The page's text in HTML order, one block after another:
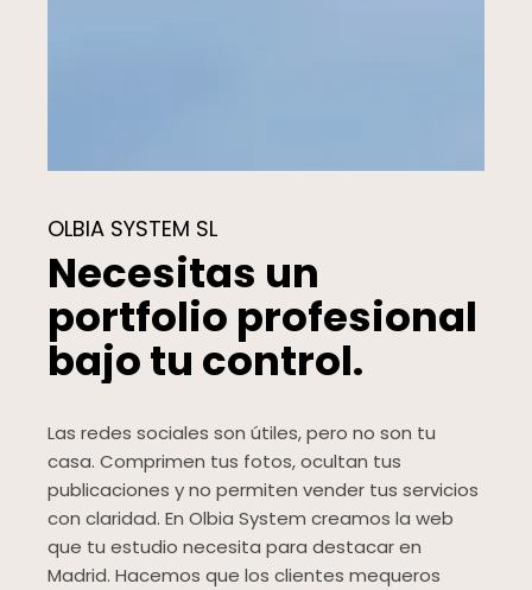
OLBIA SYSTEM SL
Necesitas un
portfolio profesional
bajo tu control.
Las redes sociales son útiles, pero no son tu
casa. Comprimen tus fotos, ocultan tus
publicaciones y no permiten vender tus servicios
con claridad. En Olbia System creamos la web
que tu estudio necesita para destacar en
Madrid. Hacemos que los clientes mequeros